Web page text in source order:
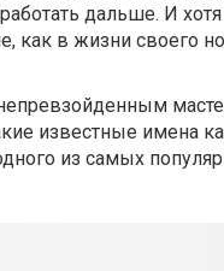
дальше. И хотя
как в жизни своего
известные имена
из самых